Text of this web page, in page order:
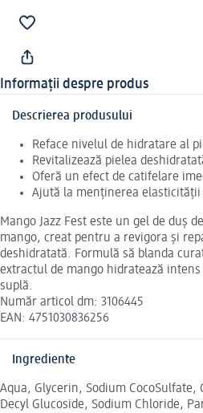
Informații despre produs
Descrierea produsului
Reface nivelul de hidratare al
Revitalizează pielea
Oferă un efect de catifelare
Ajută la menținerea
Mango Jazz Fest este un gel de duș
mango, creat pentru a revigora și
deshidratată. Formulă să blanda
extractul de mango hidratează
suplă.
Număr articol dm: 3106445
EAN: 4751030836256
Ingrediente
Aqua, Glycerin, Sodium CocoSulfate,
Decyl Glucoside, Sodium Chloride,